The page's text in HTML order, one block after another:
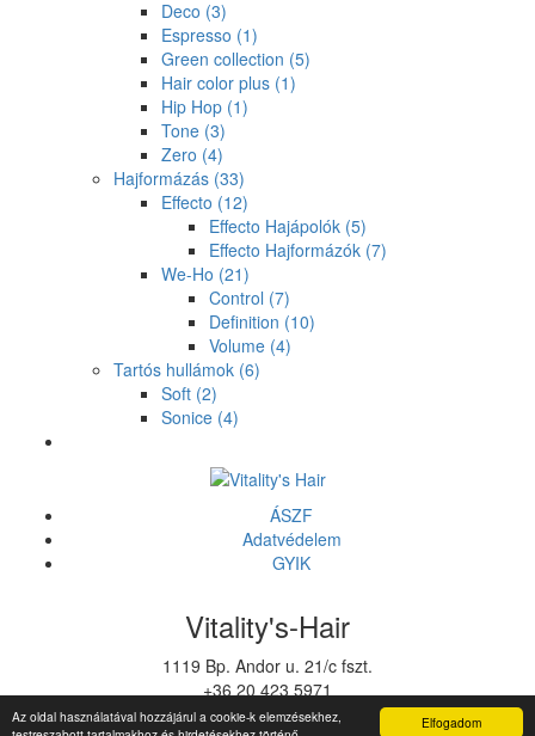
Elfogadom
Az oldal használatával hozzájárul a cookie-k elemzésekhez,
Deco (3)
Espresso (1)
Green collection (5)
Hair color plus (1)
Hip Hop (1)
Tone (3)
Zero (4)
Hajformázás (33)
Effecto (12)
Effecto Hajápolók (5)
Effecto Hajformázók (7)
We-Ho (21)
Control (7)
Definition (10)
Volume (4)
Tartós hullámok (6)
Soft (2)
Sonice (4)
ÁSZF
Adatvédelem
GYIK
Vitality's-Hair
1119 Bp. Andor u. 21/c fszt.
+36 20 423 5971
vitalitys@vitalitys.hu